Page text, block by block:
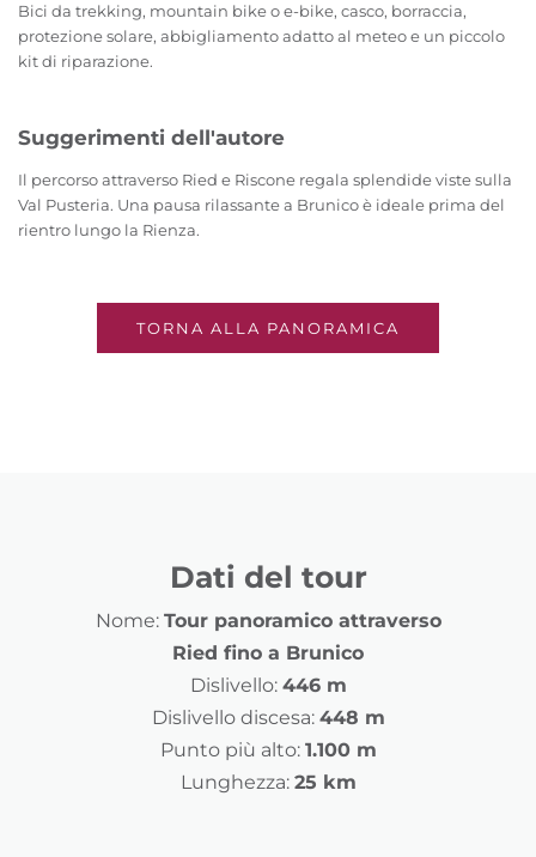
Bici da trekking, mountain bike o e-bike, casco, borraccia,
protezione solare, abbigliamento adatto al meteo e un piccolo
kit di riparazione.
Suggerimenti dell'autore
Il percorso attraverso Ried e Riscone regala splendide viste sulla
Val Pusteria. Una pausa rilassante a Brunico è ideale prima del
rientro lungo la Rienza.
TORNA ALLA PANORAMICA
Dati del tour
Nome: Tour panoramico attraverso
Ried fino a Brunico
Dislivello: 446 m
Dislivello discesa: 448 m
Punto più alto: 1.100 m
Lunghezza: 25 km